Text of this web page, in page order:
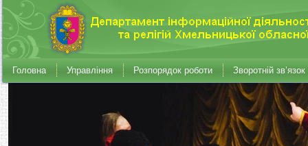
Головна Управління Розпорядок роботи Зворотній зв’язок